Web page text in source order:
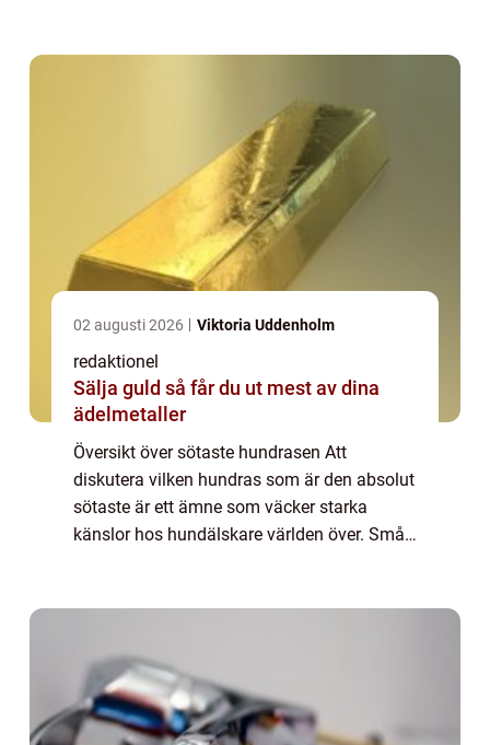
02 augusti 2026 Viktoria Uddenholm
redaktionel
Sälja guld så får du ut mest av dina
ädelmetaller
Översikt över sötaste hundrasen Att
diskutera vilken hundras som är den absolut
sötaste är ett ämne som väcker starka
känslor hos hundälskare världen över. Små,